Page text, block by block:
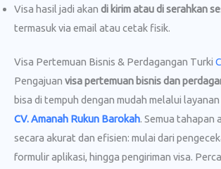
Visa hasil jadi akan di kirim atau di serahkan
termasuk via email atau cetak fisik.
Visa Pertemuan Bisnis & Perdagangan Turki
Pengajuan visa pertemuan bisnis dan
bisa di tempuh dengan mudah melalui
CV. Amanah Rukun Barokah. Semua tahapan
secara akurat dan efisien: mulai dari
formulir aplikasi, hingga pengiriman visa.